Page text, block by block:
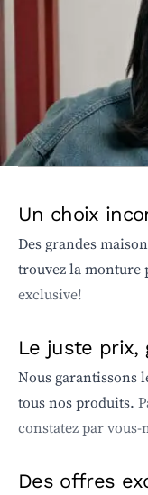
Un choix
Des grandes
trouvez la monture
exclusive!
Le juste prix,
Nous garantissons
tous nos produits.
constatez par vous-
Des offres